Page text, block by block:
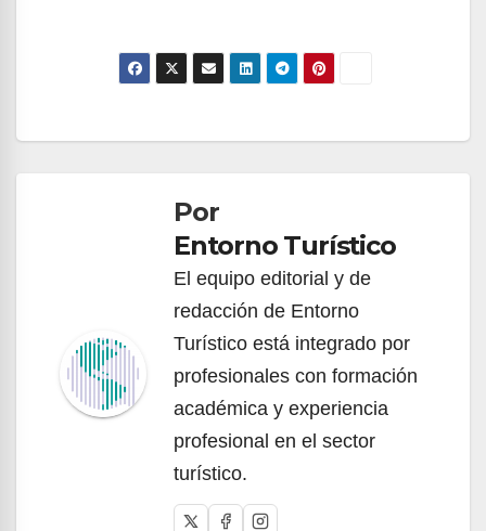
Navegación
entradasPor
Entorno Turístico
El equipo editorial y de
redacción de Entorno
Turístico está integrado por
profesionales con formación
académica y experiencia
profesional en el sector
turístico.